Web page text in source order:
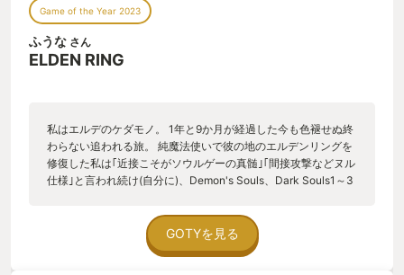
Game of the Year 2023
ふうな さん
ELDEN RING
私はエルデのケダモノ。 1年と9か月が経過した今も色褪せぬ終
わらない追われる旅。 純魔法使いで彼の地のエルデンリングを
修復した私は｢近接こそがソウルゲーの真髄｣｢間接攻撃などヌル
仕様｣と言われ続け(自分に)、Demon's Souls、Dark Souls1～3
っていた。 物足りない。聖属性を武器に付与できるようにしよ
う。ついでに回復も祈祷で行おう。状態異常も祈祷で…ほう、
強化もできるんだ…いつの間にか純祈祷で雷や炎を放つマンに
GOTYを見る